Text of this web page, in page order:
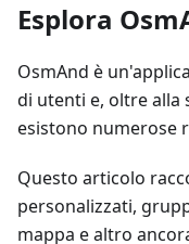
Esplora
OsmAnd è
di utenti e, oltre alla
esistono numerose
Questo articolo
personalizzati,
mappa e altro